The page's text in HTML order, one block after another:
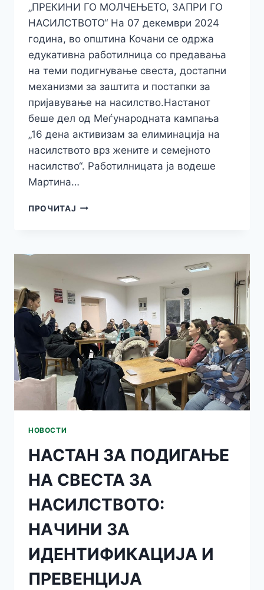
„ПРЕКИНИ ГО МОЛЧЕЊЕТО, ЗАПРИ ГО
НАСИЛСТВОТО“ На 07 декември 2024
година, во општина Кочани се одржа
едукативна работилница со предавања
на теми подигнување свеста, достапни
механизми за заштита и постапки за
пријавување на насилство.Настанот
беше дел од Меѓународната кампања
„16 дена активизам за елиминација на
насилството врз жените и семејното
насилство“. Работилницата ја водеше
Мартина…
ПРОЧИТАЈ НАСТАН
СВЕТСА,
МЕХАНИЗМИ
ЗА
ЗАШТИТА
ПОСТАПКИ
ЗА
ПРИЈАВУВАЊЕ
НА
НАСИЛСТВО
НОВОСТИ
НАСТАН ЗА ПОДИГАЊЕ
НА СВЕСТА ЗА
НАСИЛСТВОТО:
НАЧИНИ ЗА
ИДЕНТИФИКАЦИЈА И
ПРЕВЕНЦИЈА